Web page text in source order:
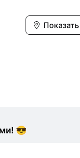
😎